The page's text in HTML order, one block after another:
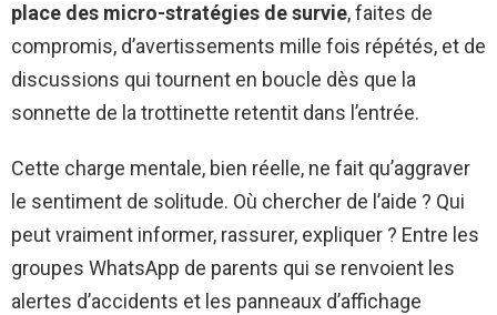
place des micro-stratégies de survie, faites de
compromis, d’avertissements mille fois répétés, et de
discussions qui tournent en boucle dès que la
sonnette de la trottinette retentit dans l’entrée.
Cette charge mentale, bien réelle, ne fait qu’aggraver
le sentiment de solitude. Où chercher de l’aide ? Qui
peut vraiment informer, rassurer, expliquer ? Entre les
groupes WhatsApp de parents qui se renvoient les
alertes d’accidents et les panneaux d’affichage